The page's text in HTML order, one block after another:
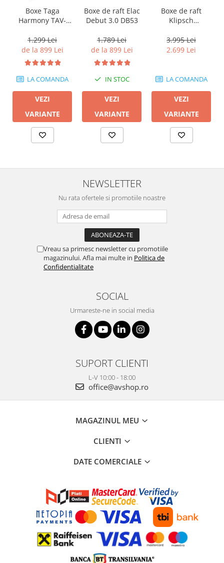
Boxe Taga
Harmony TAV-
1.299 Lei
de la 899 Lei
LA COMANDA
VEZI
VARIANTE
Boxe de raft Elac
Debut 3.0 DB53
1.789 Lei
de la 899 Lei
IN STOC
VEZI
VARIANTE
Boxe de raft
Klipsch
Premiere RP-
600M II
3.995 Lei
2.699 Lei
LA COMANDA
VEZI
VARIANTE
NEWSLETTER
Nu rata ofertele si promotiile noastre
Vreau sa primesc newsletter cu promotiile
magazinului. Afla mai multe in Politica de
Confidentialitate
SOCIAL
Urmareste-ne in social media
SUPORT CLIENTI
L-V 10:00 - 18:00
office@avshop.ro
MAGAZINUL MEU
CLIENTI
DATE COMERCIALE